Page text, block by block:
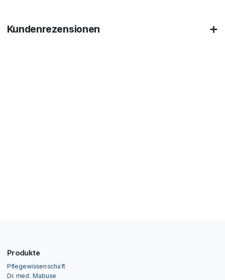
Kundenrezensionen
Produkte
Pflegewissenschaft
Dr. med. Mabuse